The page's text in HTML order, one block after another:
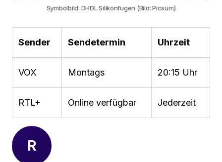
Symbolbild: DHDL Silikonfugen (Bild: Picsum)
Sender Sendetermin Uhrzeit
VOX Montags 20:15 Uhr
RTL+ Online verfügbar Jederzeit
R